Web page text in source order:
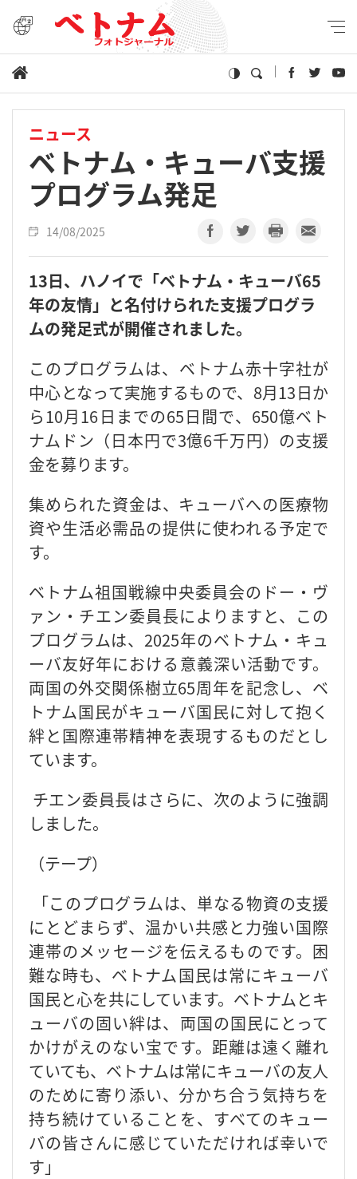
ニュース
ベトナム・キューバ支援
プログラム発足
14/08/2025
13日、ハノイで「ベトナム・キューバ65
年の友情」と名付けられた支援プログラ
ムの発足式が開催されました。
このプログラムは、ベトナム赤十字社が
中心となって実施するもので、8月13日か
ら10月16日までの65日間で、650億ベト
ナムドン（日本円で3億6千万円）の支援
金を募ります。
集められた資金は、キューバへの医療物
資や生活必需品の提供に使われる予定で
す。
ベトナム祖国戦線中央委員会のドー・ヴ
ァン・チエン委員長によりますと、この
プログラムは、2025年のベトナム・キュ
ーバ友好年における意義深い活動です。
両国の外交関係樹立65周年を記念し、ベ
トナム国民がキューバ国民に対して抱く
絆と国際連帯精神を表現するものだとし
ています。
チエン委員長はさらに、次のように強調
しました。
（テープ）
「このプログラムは、単なる物資の支援
にとどまらず、温かい共感と力強い国際
連帯のメッセージを伝えるものです。困
難な時も、ベトナム国民は常にキューバ
国民と心を共にしています。ベトナムとキ
ューバの固い絆は、両国の国民にとって
かけがえのない宝です。距離は遠く離れ
ていても、ベトナムは常にキューバの友人
のために寄り添い、分かち合う気持ちを
持ち続けていることを、すべてのキュー
バの皆さんに感じていただければ幸いで
す」